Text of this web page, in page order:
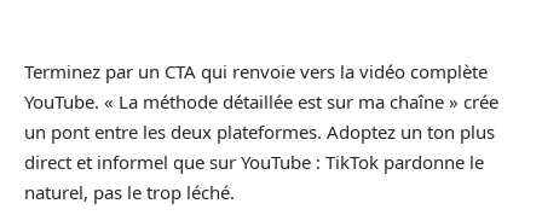
Terminez par un CTA qui renvoie vers la vidéo complète
YouTube. « La méthode détaillée est sur ma chaîne » crée
un pont entre les deux plateformes. Adoptez un ton plus
direct et informel que sur YouTube : TikTok pardonne le
naturel, pas le trop léché.